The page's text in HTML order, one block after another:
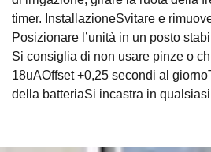
timer. InstallazioneSvitare e
Posizionare l’unità in un posto
Si consiglia di non usare pinze o
18uAOffset +0,25 secondi al
della batteriaSi incastra in